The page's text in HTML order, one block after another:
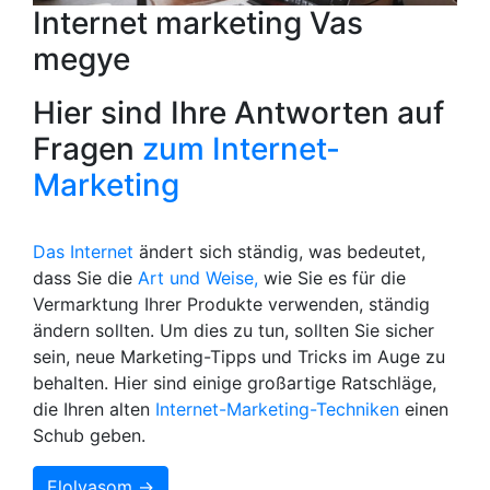
Internet marketing Vas
megye
Hier sind Ihre Antworten auf
Fragen zum Internet-
Marketing
Das Internet ändert sich ständig, was bedeutet,
dass Sie die Art und Weise, wie Sie es für die
Vermarktung Ihrer Produkte verwenden, ständig
ändern sollten. Um dies zu tun, sollten Sie sicher
sein, neue Marketing-Tipps und Tricks im Auge zu
behalten. Hier sind einige großartige Ratschläge,
die Ihren alten Internet-Marketing-Techniken einen
Schub geben.